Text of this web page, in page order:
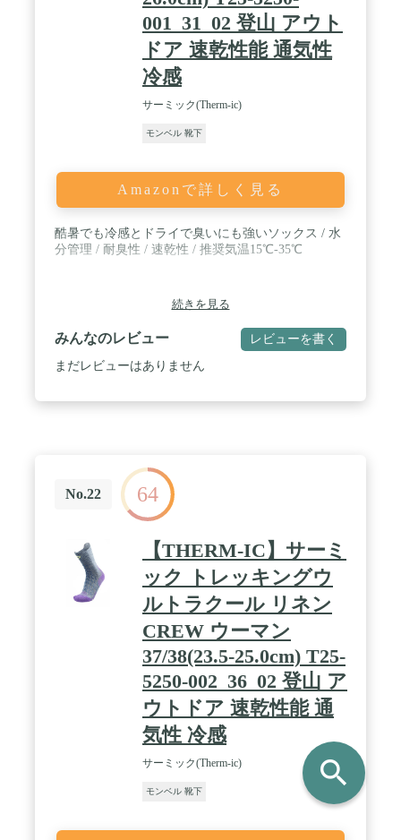
001_31_02 登山 アウト
ドア 速乾性能 通気性
冷感
サーミック(Therm-ic)
モンベル 靴下
Amazonで詳しく見る
酷暑でも冷感とドライで臭いにも強いソックス / 水
分管理 / 耐臭性 / 速乾性 / 推奨気温15℃-35℃
続きを見る
みんなのレビュー レビューを書く
まだレビューはありません
No.22 64
【THERM-IC】サーミ
ック トレッキングウ
ルトラクール リネン
CREW ウーマン
37/38(23.5-25.0cm) T25-
5250-002_36_02 登山 ア
ウトドア 速乾性能 通
気性 冷感
サーミック(Therm-ic)
モンベル 靴下
search